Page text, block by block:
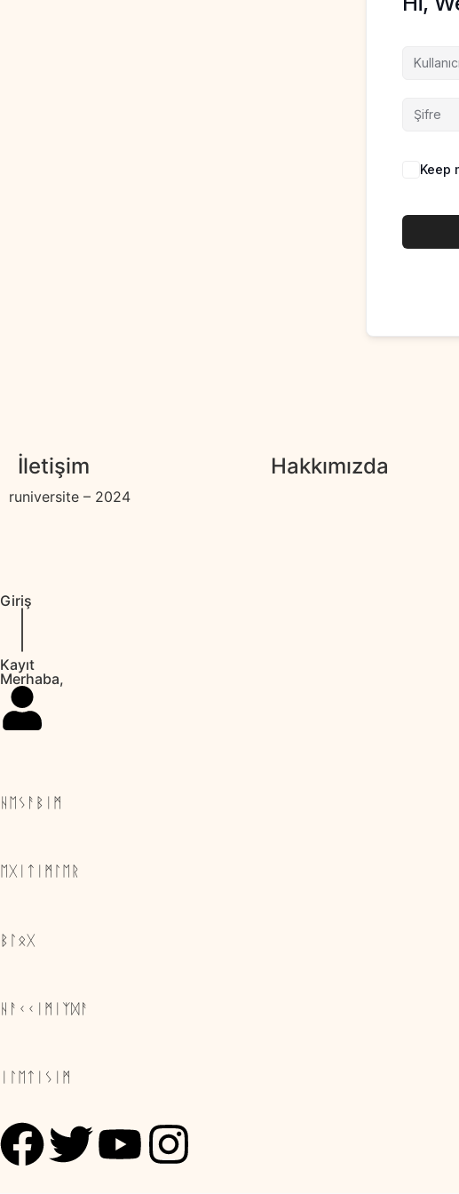
Keep
İletişim Hakkımızda
runiversite – 2024
Giriş
Kayıt
Merhaba,
ᚺᛖᛊᚨᛒᛁᛗ
ᛖᚷᛁᛏᛁᛗᛚᛖᚱ
ᛒᛚᛟᚷ
ᚺᚨᚲᚲᛁᛗᛁᛉᛞᚨ
ᛁᛚᛖᛏᛁᛊᛁᛗ